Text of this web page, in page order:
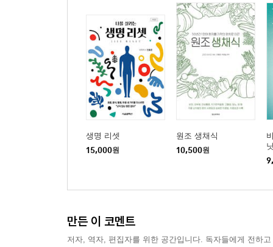
통증은 몸과 마음을 리셋하라는 경고 신호
두통과 생리통의 자연치유
나를 살리려 하는 게 감기다
감기의 통합의학적 치유와 예방
폐렴, 한국인 3대 사망 원인 질환
폐렴의 통합의학적 치유와 예방
햇볕과 땅과 가까울수록 건강해진다
과식 말고 자연식물식, 쌓아두지 말고 청소
암 치유의 세 번째 방법│음식 치유
생명 리셋
15,000원
원조 생채식
10,500원
만든 이 코멘트
저자, 역자, 편집자를 위한 공간입니다. 독자들에게 전하